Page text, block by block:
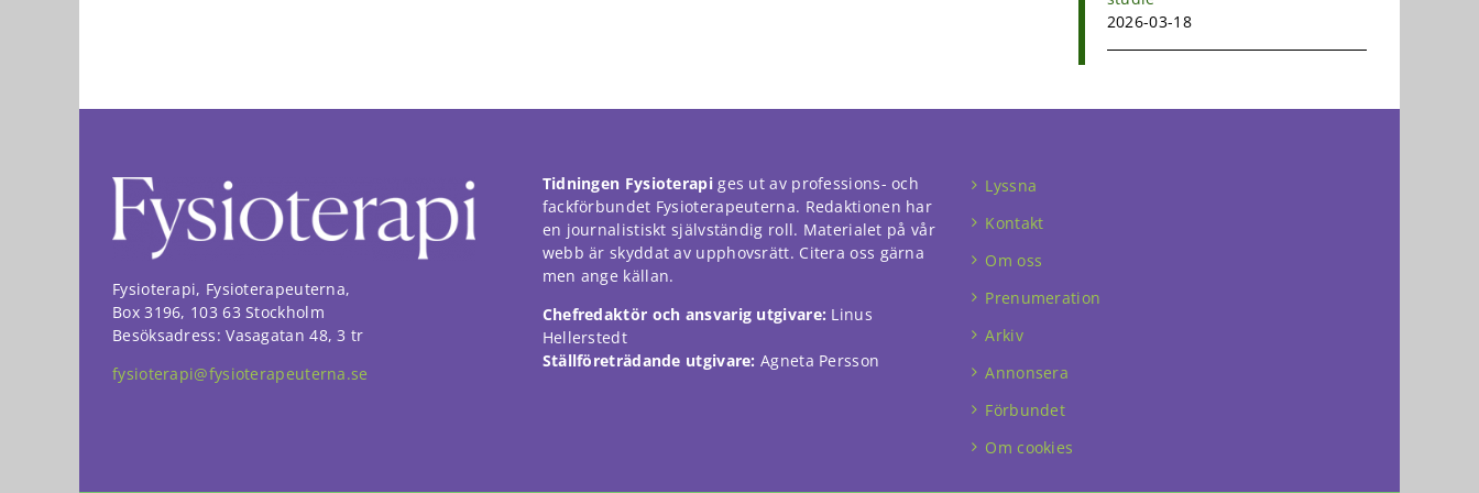
2026-03-18
Fysioterapi, Fysioterapeuterna,
Box 3196, 103 63 Stockholm
Besöksadress: Vasagatan 48, 3 tr
fysioterapi@fysioterapeuterna.se
Tidningen Fysioterapiges ut av professions- och
fackförbundet Fysioterapeuterna. Redaktionen har
en journalistiskt självständig roll. Materialet på vår
webb är skyddat av upphovsrätt. Citera oss gärna
men ange källan.
Chefredaktör och ansvarig utgivare: Linus
Hellerstedt
Ställföreträdande utgivare: Agneta Persson
Lyssna
Kontakt
Om oss
Prenumeration
Arkiv
Annonsera
Förbundet
Om cookies